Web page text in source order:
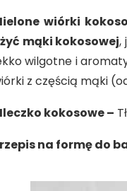
wiórki
mąki kokosowej,
wilgotne i
z częścią mąki
kokosowe –
na formę do